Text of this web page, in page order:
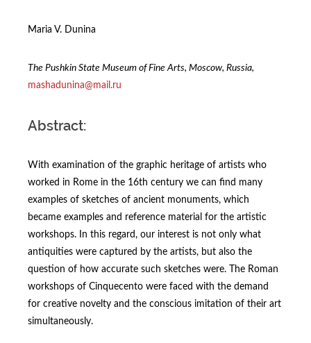
Maria V. Dunina
The Pushkin State Museum of Fine Arts, Moscow, Russia,
mashadunina@mail.ru
Abstract:
With examination of the graphic heritage of artists who
worked in Rome in the 16th century we can find many
examples of sketches of ancient monuments, which
became examples and reference material for the artistic
workshops. In this regard, our interest is not only what
antiquities were captured by the artists, but also the
question of how accurate such sketches were. The Roman
workshops of Cinquecento were faced with the demand
for creative novelty and the conscious imitation of their art
simultaneously.